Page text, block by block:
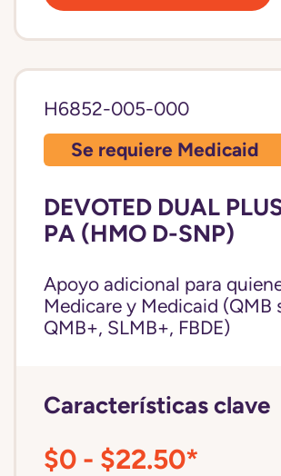
H6852-005-000
Se requiere Medicaid
DEVOTED DUAL
PA (HMO D-SNP)
Apoyo adicional para
Medicare y Medicaid (QMB
QMB+, SLMB+, FBDE)
Características clave
$0 - $22.50*